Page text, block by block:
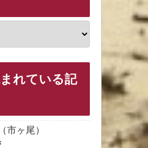
れている記
市ヶ尾）